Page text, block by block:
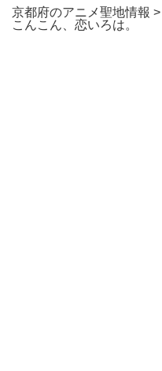
京都府のアニメ聖地情報 >
こんこん、恋いろは。